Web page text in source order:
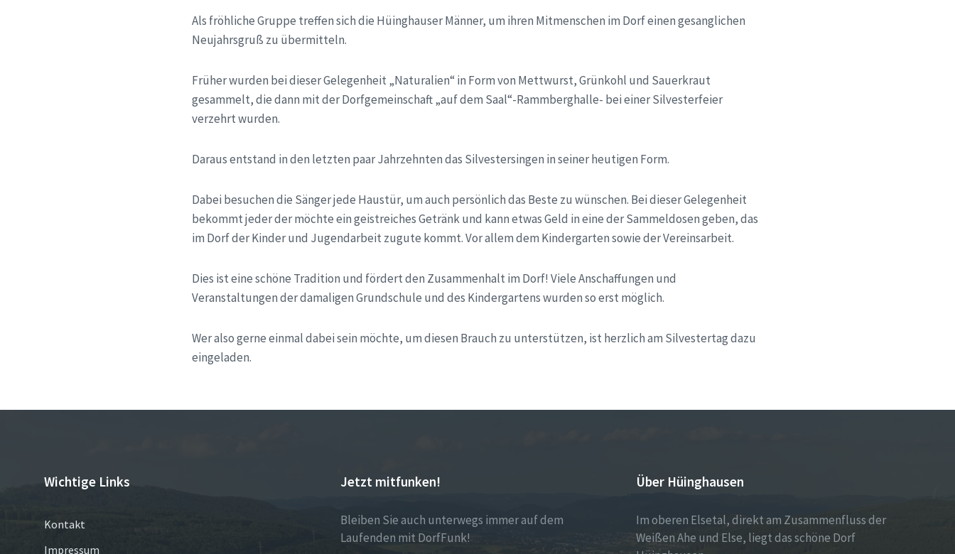
Als fröhliche Gruppe treffen sich die Hüinghauser Männer, um ihren Mitmenschen im Dorf einen gesanglichen
Neujahrsgruß zu übermitteln.
Früher wurden bei dieser Gelegenheit „Naturalien“ in Form von Mettwurst, Grünkohl und Sauerkraut
gesammelt, die dann mit der Dorfgemeinschaft „auf dem Saal“-Rammberghalle- bei einer Silvesterfeier
verzehrt wurden.
Daraus entstand in den letzten paar Jahrzehnten das Silvestersingen in seiner heutigen Form.
Dabei besuchen die Sänger jede Haustür, um auch persönlich das Beste zu wünschen. Bei dieser Gelegenheit
bekommt jeder der möchte ein geistreiches Getränk und kann etwas Geld in eine der Sammeldosen geben, das
im Dorf der Kinder und Jugendarbeit zugute kommt. Vor allem dem Kindergarten sowie der Vereinsarbeit.
Dies ist eine schöne Tradition und fördert den Zusammenhalt im Dorf! Viele Anschaffungen und
Veranstaltungen der damaligen Grundschule und des Kindergartens wurden so erst möglich.
Wer also gerne einmal dabei sein möchte, um diesen Brauch zu unterstützen, ist herzlich am Silvestertag dazu
eingeladen.
Wichtige Links
Kontakt
Impressum
Jetzt mitfunken!
Bleiben Sie auch unterwegs immer auf dem
Laufenden mit DorfFunk!
Über Hüinghausen
Im oberen Elsetal, direkt am Zusammenfluss der
Weißen Ahe und Else, liegt das schöne Dorf